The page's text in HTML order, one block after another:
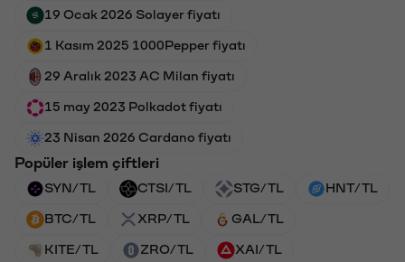
19 Ocak 2026 Solayer fiyatı
1 Kasım 2025 1000Pepper fiyatı
29 Aralık 2023 AC Milan fiyatı
15 may 2023 Polkadot fiyatı
23 Nisan 2026 Cardano fiyatı
Popüler işlem çiftleri
SYN/TL CTSI/TL STG/TL HNT/TL
BTC/TL XRP/TL GAL/TL
KITE/TL ZRO/TL XAI/TL